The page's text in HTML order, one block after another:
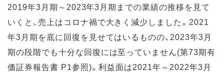
2019年3月期～2023年3月期までの業績の推移を見て
いくと、売上はコロナ禍で大きく減少しました。2021
年3月期を底に回復を見せてはいるものの、2023年3月
期の段階でも十分な回復には至っていません(第73期有
価証券報告書 P1参照)。利益面は2021年～2022年3月